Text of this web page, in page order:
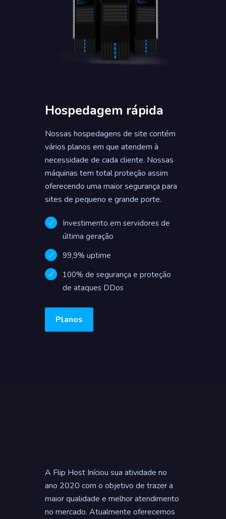
Hospedagem rápida
Nossas hospedagens de site contém
vários planos em que atendem à
necessidade de cada cliente. Nossas
máquinas tem total proteção assim
oferecendo uma maior segurança para
sites de pequeno e grande porte.
Investimento em servidores de
última geração
99,9% uptime
100% de segurança e proteção
de ataques DDos
Planos
A Flip Host Iníciou sua atividade no
ano 2020 com o objetivo de trazer a
maior qualidade e melhor atendimento
no mercado. Atualmente oferecemos